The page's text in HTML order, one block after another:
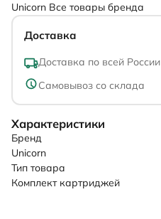
Unicorn Все товары бренда
Доставка
Доставка по всей России
Самовывоз со склада
Характеристики
Бренд
Unicorn
Тип товара
Комплект картриджей